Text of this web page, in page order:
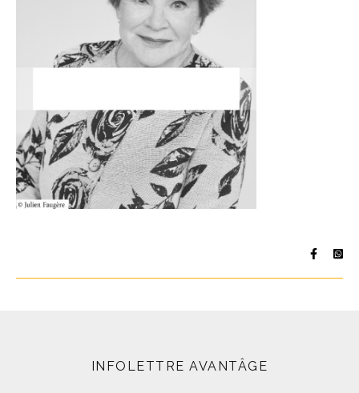
INFOLETTRE AVANTÂGE